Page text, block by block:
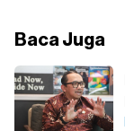
Baca Juga